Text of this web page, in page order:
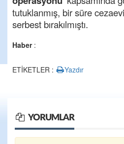
tutuklanmış, bir süre
serbest bırakılmıştı.
Haber:
ETİKETLER : Yazdır
YORUMLAR